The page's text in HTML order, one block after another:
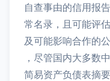
自查事由的信用报
常名录，且可能评
及可能影响合作的
，尽管国内大多数
简易资产负债表摘